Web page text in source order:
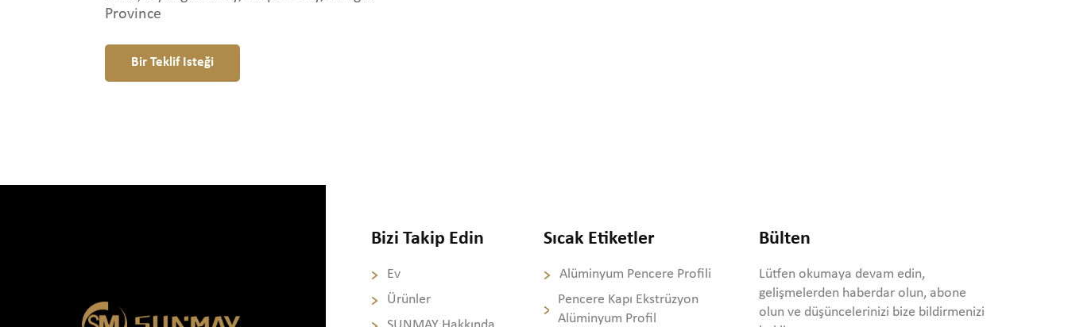
Province
Bir Teklif Isteği
Bizi Takip Edin
Ev
Ürünler
Sıcak Etiketler
Alüminyum Pencere Profili
Pencere Kapı Ekstrüzyon
Alüminyum Profil
Bülten
Lütfen okumaya devam edin,
gelişmelerden haberdar olun, abone
olun ve düşüncelerinizi bize bildirmenizi